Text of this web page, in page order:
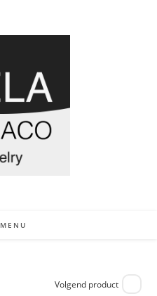
MENU
Volgend product